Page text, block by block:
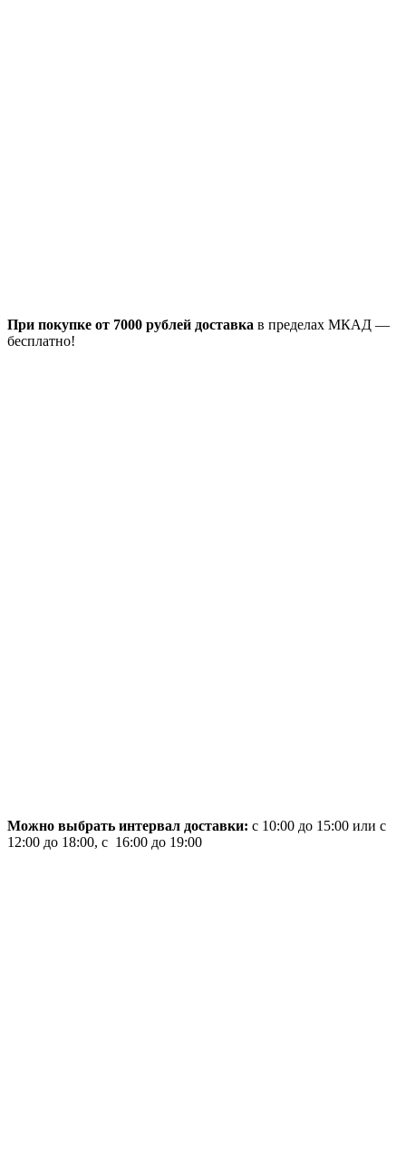
При покупке от 7000 рублей доставка в пределах МКАД —
бесплатно!
Можно выбрать интервал доставки: с 10:00 до 15:00 или с
12:00 до 18:00, с 16:00 до 19:00